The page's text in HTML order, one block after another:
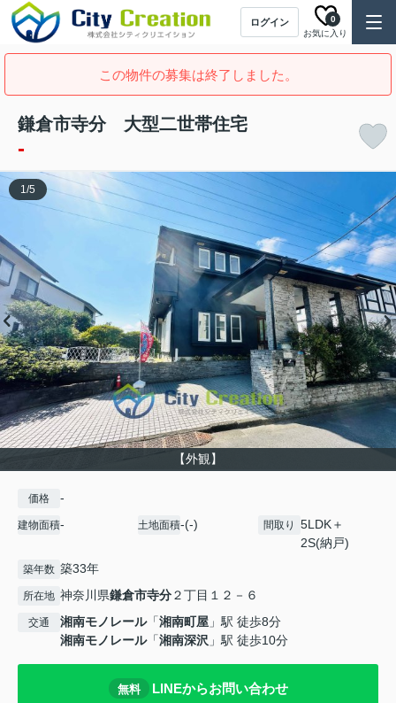
ログイン
お気に入り
0
この物件の募集は終了しました。
鎌倉市寺分 大型二世帯住宅
-
【外観】
1/5
価格 -
建物面積- 土地面積-(-) 間取り
5LDK＋
2S(納戸)
築年数 築33年
所在地 神奈川県鎌倉市寺分２丁目１２－６
交通 湘南モノレール「湘南町屋 」駅 徒歩8分
湘南モノレール「湘南深沢 」駅 徒歩10分
無料 LINEからお問い合わせ